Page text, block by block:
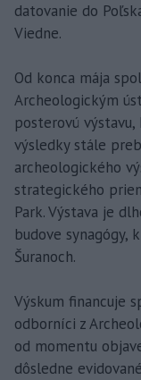
datovanie do
Viedne.
Od konca mája
Archeologickým
posterovú
výsledky stále
archeologického
strategického
Park. Výstava je
budove synagógy,
Šuranoch.
Výskum financuje
odborníci z
od momentu
dôsledne